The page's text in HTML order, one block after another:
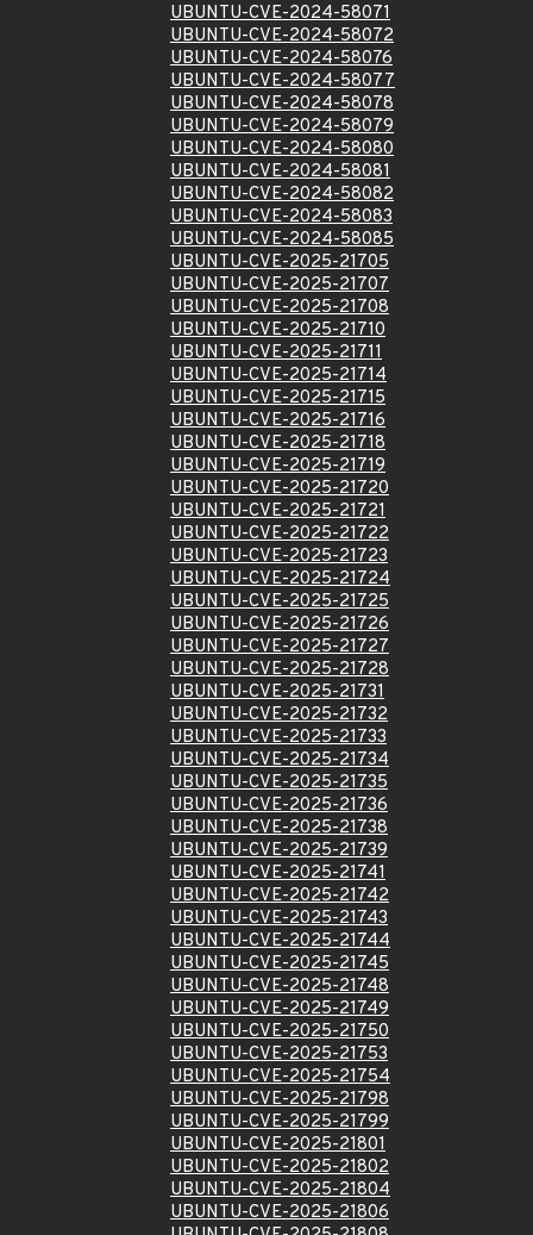
UBUNTU-CVE-2024-58071
UBUNTU-CVE-2024-58072
UBUNTU-CVE-2024-58076
UBUNTU-CVE-2024-58077
UBUNTU-CVE-2024-58078
UBUNTU-CVE-2024-58079
UBUNTU-CVE-2024-58080
UBUNTU-CVE-2024-58081
UBUNTU-CVE-2024-58082
UBUNTU-CVE-2024-58083
UBUNTU-CVE-2024-58085
UBUNTU-CVE-2025-21705
UBUNTU-CVE-2025-21707
UBUNTU-CVE-2025-21708
UBUNTU-CVE-2025-21710
UBUNTU-CVE-2025-21711
UBUNTU-CVE-2025-21714
UBUNTU-CVE-2025-21715
UBUNTU-CVE-2025-21716
UBUNTU-CVE-2025-21718
UBUNTU-CVE-2025-21719
UBUNTU-CVE-2025-21720
UBUNTU-CVE-2025-21721
UBUNTU-CVE-2025-21722
UBUNTU-CVE-2025-21723
UBUNTU-CVE-2025-21724
UBUNTU-CVE-2025-21725
UBUNTU-CVE-2025-21726
UBUNTU-CVE-2025-21727
UBUNTU-CVE-2025-21728
UBUNTU-CVE-2025-21731
UBUNTU-CVE-2025-21732
UBUNTU-CVE-2025-21733
UBUNTU-CVE-2025-21734
UBUNTU-CVE-2025-21735
UBUNTU-CVE-2025-21736
UBUNTU-CVE-2025-21738
UBUNTU-CVE-2025-21739
UBUNTU-CVE-2025-21741
UBUNTU-CVE-2025-21742
UBUNTU-CVE-2025-21743
UBUNTU-CVE-2025-21744
UBUNTU-CVE-2025-21745
UBUNTU-CVE-2025-21748
UBUNTU-CVE-2025-21749
UBUNTU-CVE-2025-21750
UBUNTU-CVE-2025-21753
UBUNTU-CVE-2025-21754
UBUNTU-CVE-2025-21798
UBUNTU-CVE-2025-21799
UBUNTU-CVE-2025-21801
UBUNTU-CVE-2025-21802
UBUNTU-CVE-2025-21804
UBUNTU-CVE-2025-21806